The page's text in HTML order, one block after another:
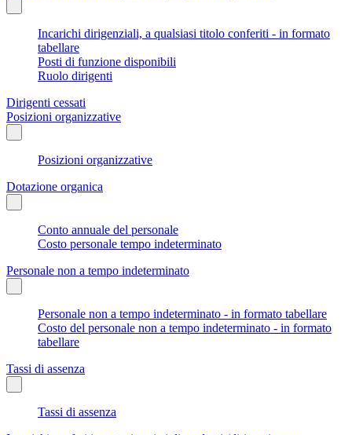
Incarichi dirigenziali, a qualsiasi titolo conferiti - in formato
tabellare
Posti di funzione disponibili
Ruolo dirigenti
Dirigenti cessati
Posizioni organizzative
Posizioni organizzative
Dotazione organica
Conto annuale del personale
Costo personale tempo indeterminato
Personale non a tempo indeterminato
Personale non a tempo indeterminato - in formato tabellare
Costo del personale non a tempo indeterminato - in formato
tabellare
Tassi di assenza
Tassi di assenza